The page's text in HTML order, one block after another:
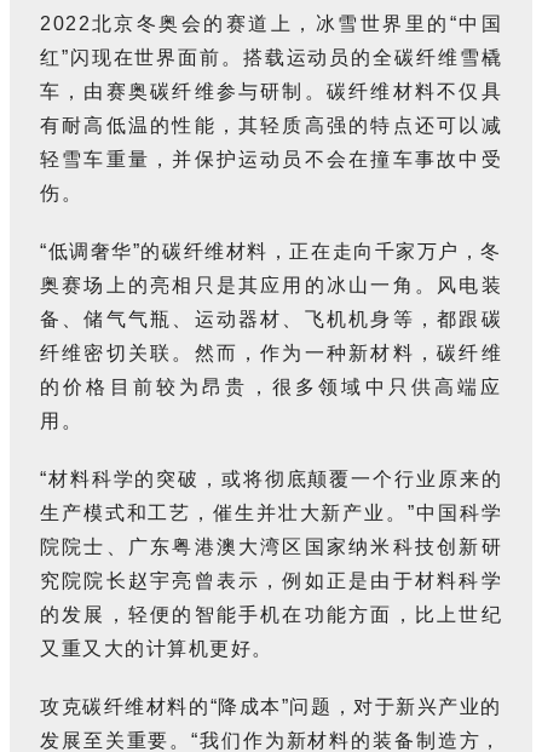
2022北京冬奥会的赛道上，冰雪世界里的“中国
红”闪现在世界面前。搭载运动员的全碳纤维雪橇
车，由赛奥碳纤维参与研制。碳纤维材料不仅具
有耐高低温的性能，其轻质高强的特点还可以减
轻雪车重量，并保护运动员不会在撞车事故中受
伤。
“低调奢华”的碳纤维材料，正在走向千家万户，冬
奥赛场上的亮相只是其应用的冰山一角。风电装
备、储气气瓶、运动器材、飞机机身等，都跟碳
纤维密切关联。然而，作为一种新材料，碳纤维
的价格目前较为昂贵，很多领域中只供高端应
用。
“材料科学的突破，或将彻底颠覆一个行业原来的
生产模式和工艺，催生并壮大新产业。”中国科学
院院士、广东粤港澳大湾区国家纳米科技创新研
究院院长赵宇亮曾表示，例如正是由于材料科学
的发展，轻便的智能手机在功能方面，比上世纪
又重又大的计算机更好。
攻克碳纤维材料的“降成本”问题，对于新兴产业的
发展至关重要。“我们作为新材料的装备制造方，